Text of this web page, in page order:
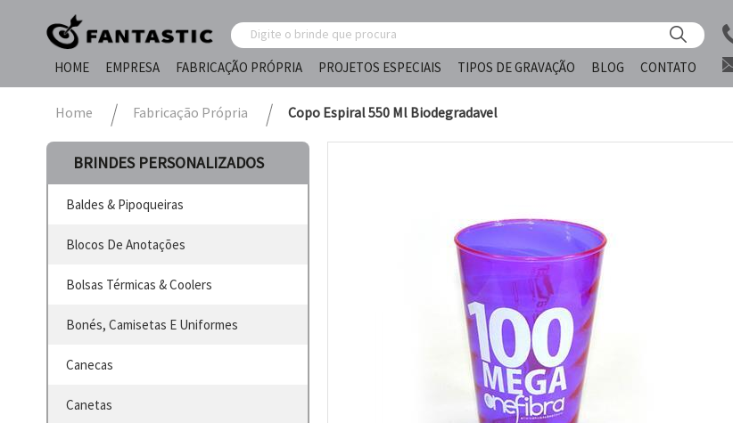
HOME
EMPRESA FABRICAÇÃO PRÓPRIA PROJETOS ESPECIAIS TIPOS DE GRAVAÇÃO BLOG CONTATO
Home Fabricação Própria Copo Espiral 550 Ml Biodegradavel
BRINDES PERSONALIZADOS
Baldes & Pipoqueiras
Blocos De Anotações
Bolsas Térmicas & Coolers
Bonés, Camisetas E Uniformes
Canecas
Canetas